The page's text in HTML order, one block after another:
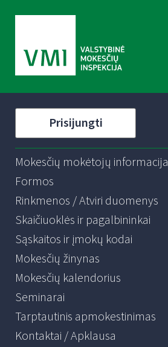
Prisijungti
Mokesčių mokėtojų informacija
Formos
Rinkmenos / Atviri duomenys
Skaičiuoklės ir pagalbininkai
Sąskaitos ir įmokų kodai
Mokesčių žinynas
Mokesčių kalendorius
Seminarai
Tarptautinis apmokestinimas
Kontaktai / Apklausa